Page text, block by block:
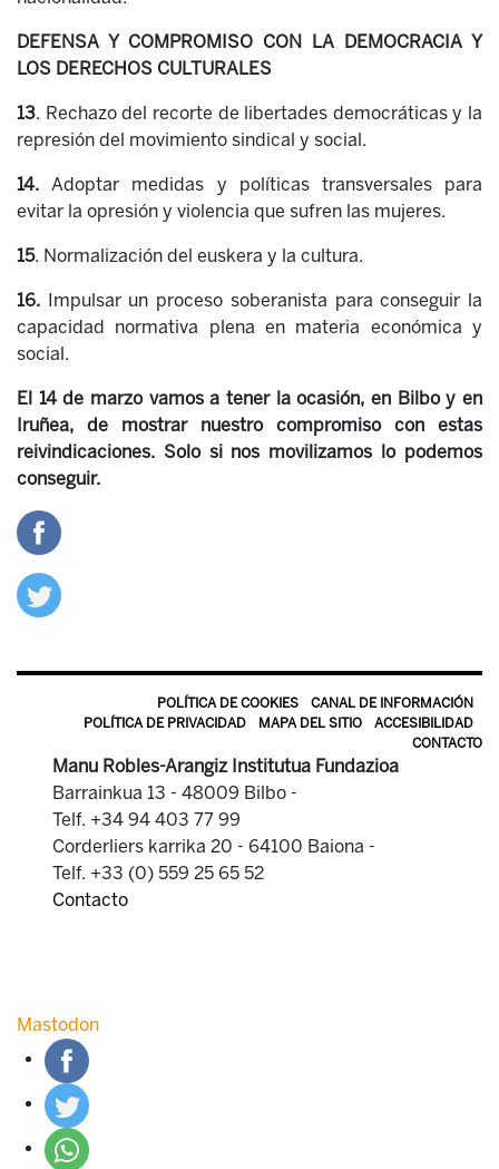
DEFENSA Y COMPROMISO CON LA DEMOCRACIA Y
LOS DERECHOS CULTURALES
13. Rechazo del recorte de libertades democráticas y la
represión del movimiento sindical y social.
14. Adoptar medidas y políticas transversales para
evitar la opresión y violencia que sufren las mujeres.
15. Normalización del euskera y la cultura.
16. Impulsar un proceso soberanista para conseguir la
capacidad normativa plena en materia económica y
social.
El 14 de marzo vamos a tener la ocasión, en Bilbo y en
Iruñea, de mostrar nuestro compromiso con estas
reivindicaciones. Solo si nos movilizamos lo podemos
conseguir.
POLÍTICA DE COOKIES
CANAL DE INFORMACIÓN
POLÍTICA DE PRIVACIDAD
MAPA DEL SITIO
ACCESIBILIDAD
CONTACTO
Manu Robles-Arangiz Institutua Fundazioa
Barrainkua 13 - 48009 Bilbo -
Telf. +34 94 403 77 99
Corderliers karrika 20 - 64100 Baiona -
Telf. +33 (0) 559 25 65 52
Contacto
Mastodon